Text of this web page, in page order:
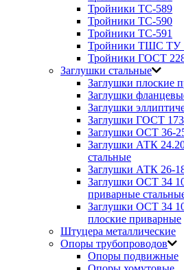
Тройники ТС-589
Тройники ТС-590
Тройники ТС-591
Тройники ТШС ТУ
Тройники ГОСТ
Заглушки стальные
Заглушки плоские
Заглушки
Заглушки
Заглушки ГОСТ
Заглушки ОСТ 36-
Заглушки АТК
стальные
Заглушки АТК 26-
Заглушки ОСТ 34
приварные
Заглушки ОСТ 34
плоские приварные
Штуцера металлические
Опоры трубопроводов
Опоры подвижные